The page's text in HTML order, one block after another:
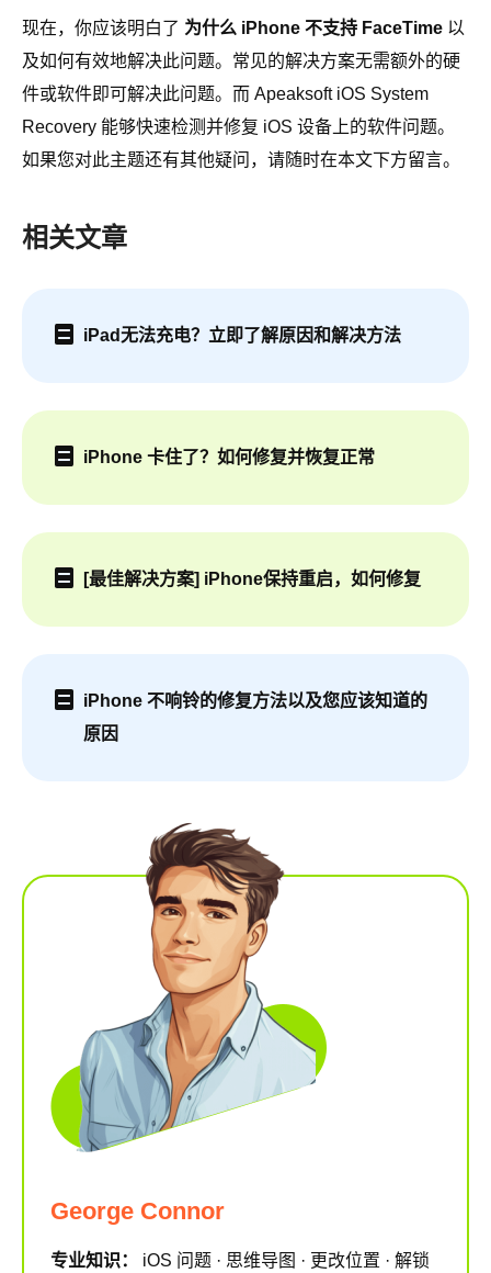
现在，你应该明白了 为什么 iPhone 不支持 FaceTime 以
及如何有效地解决此问题。常见的解决方案无需额外的硬
件或软件即可解决此问题。而 Apeaksoft iOS System
Recovery 能够快速检测并修复 iOS 设备上的软件问题。
如果您对此主题还有其他疑问，请随时在本文下方留言。
相关文章
iPad无法充电？立即了解原因和解决方法
iPhone 卡住了？如何修复并恢复正常
[最佳解决方案] iPhone保持重启，如何修复
iPhone 不响铃的修复方法以及您应该知道的
原因
George Connor
专业知识： iOS 问题 · 思维导图 · 更改位置 · 解锁